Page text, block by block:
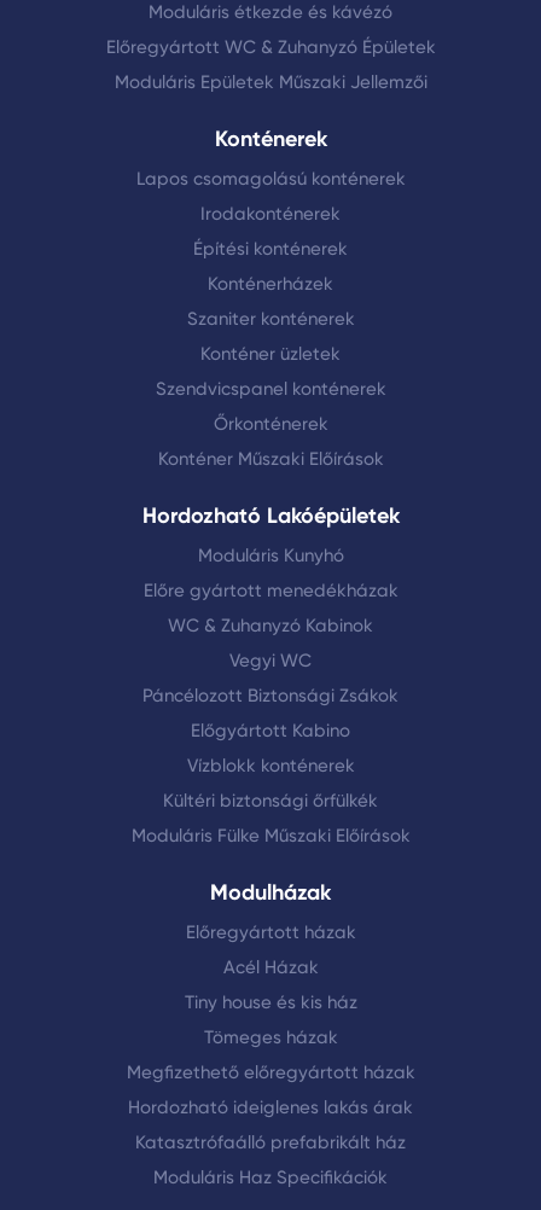
Moduláris étkezde és kávézó
Előregyártott WC & Zuhanyzó Épületek
Moduláris Epületek Műszaki Jellemzői
Konténerek
Lapos csomagolású konténerek
Irodakonténerek
Építési konténerek
Konténerházek
Szaniter konténerek
Konténer üzletek
Szendvicspanel konténerek
Őrkonténerek
Konténer Műszaki Előírások
Hordozható Lakóépületek
Moduláris Kunyhó
Előre gyártott menedékházak
WC & Zuhanyzó Kabinok
Vegyi WC
Páncélozott Biztonsági Zsákok
Előgyártott Kabino
Vízblokk konténerek
Kültéri biztonsági őrfülkék
Moduláris Fülke Műszaki Előírások
Modulházak
Előregyártott házak
Acél Házak
Tiny house és kis ház
Tömeges házak
Megfizethető előregyártott házak
Hordozható ideiglenes lakás árak
Katasztrófaálló prefabrikált ház
Moduláris Haz Specifikációk